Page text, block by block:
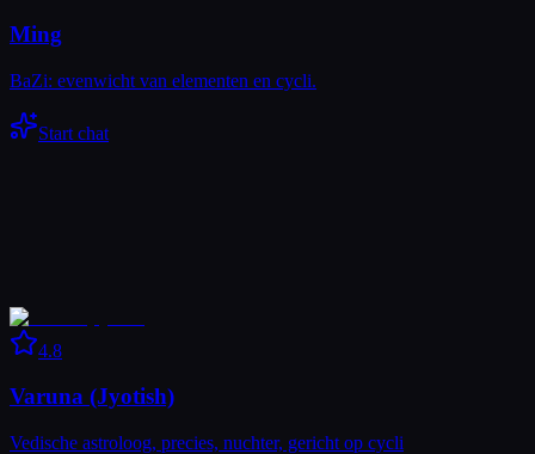
Ming
BaZi: evenwicht van elementen en cycli.
Start chat
4.8
Varuna (Jyotish)
Vedische astroloog, precies, nuchter, gericht op cycli